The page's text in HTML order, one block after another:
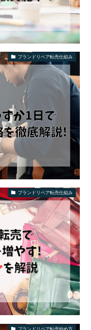
ブランドリペア転売仕組み
ブランドリペア転売仕組み
ブランドリペア転売始め方